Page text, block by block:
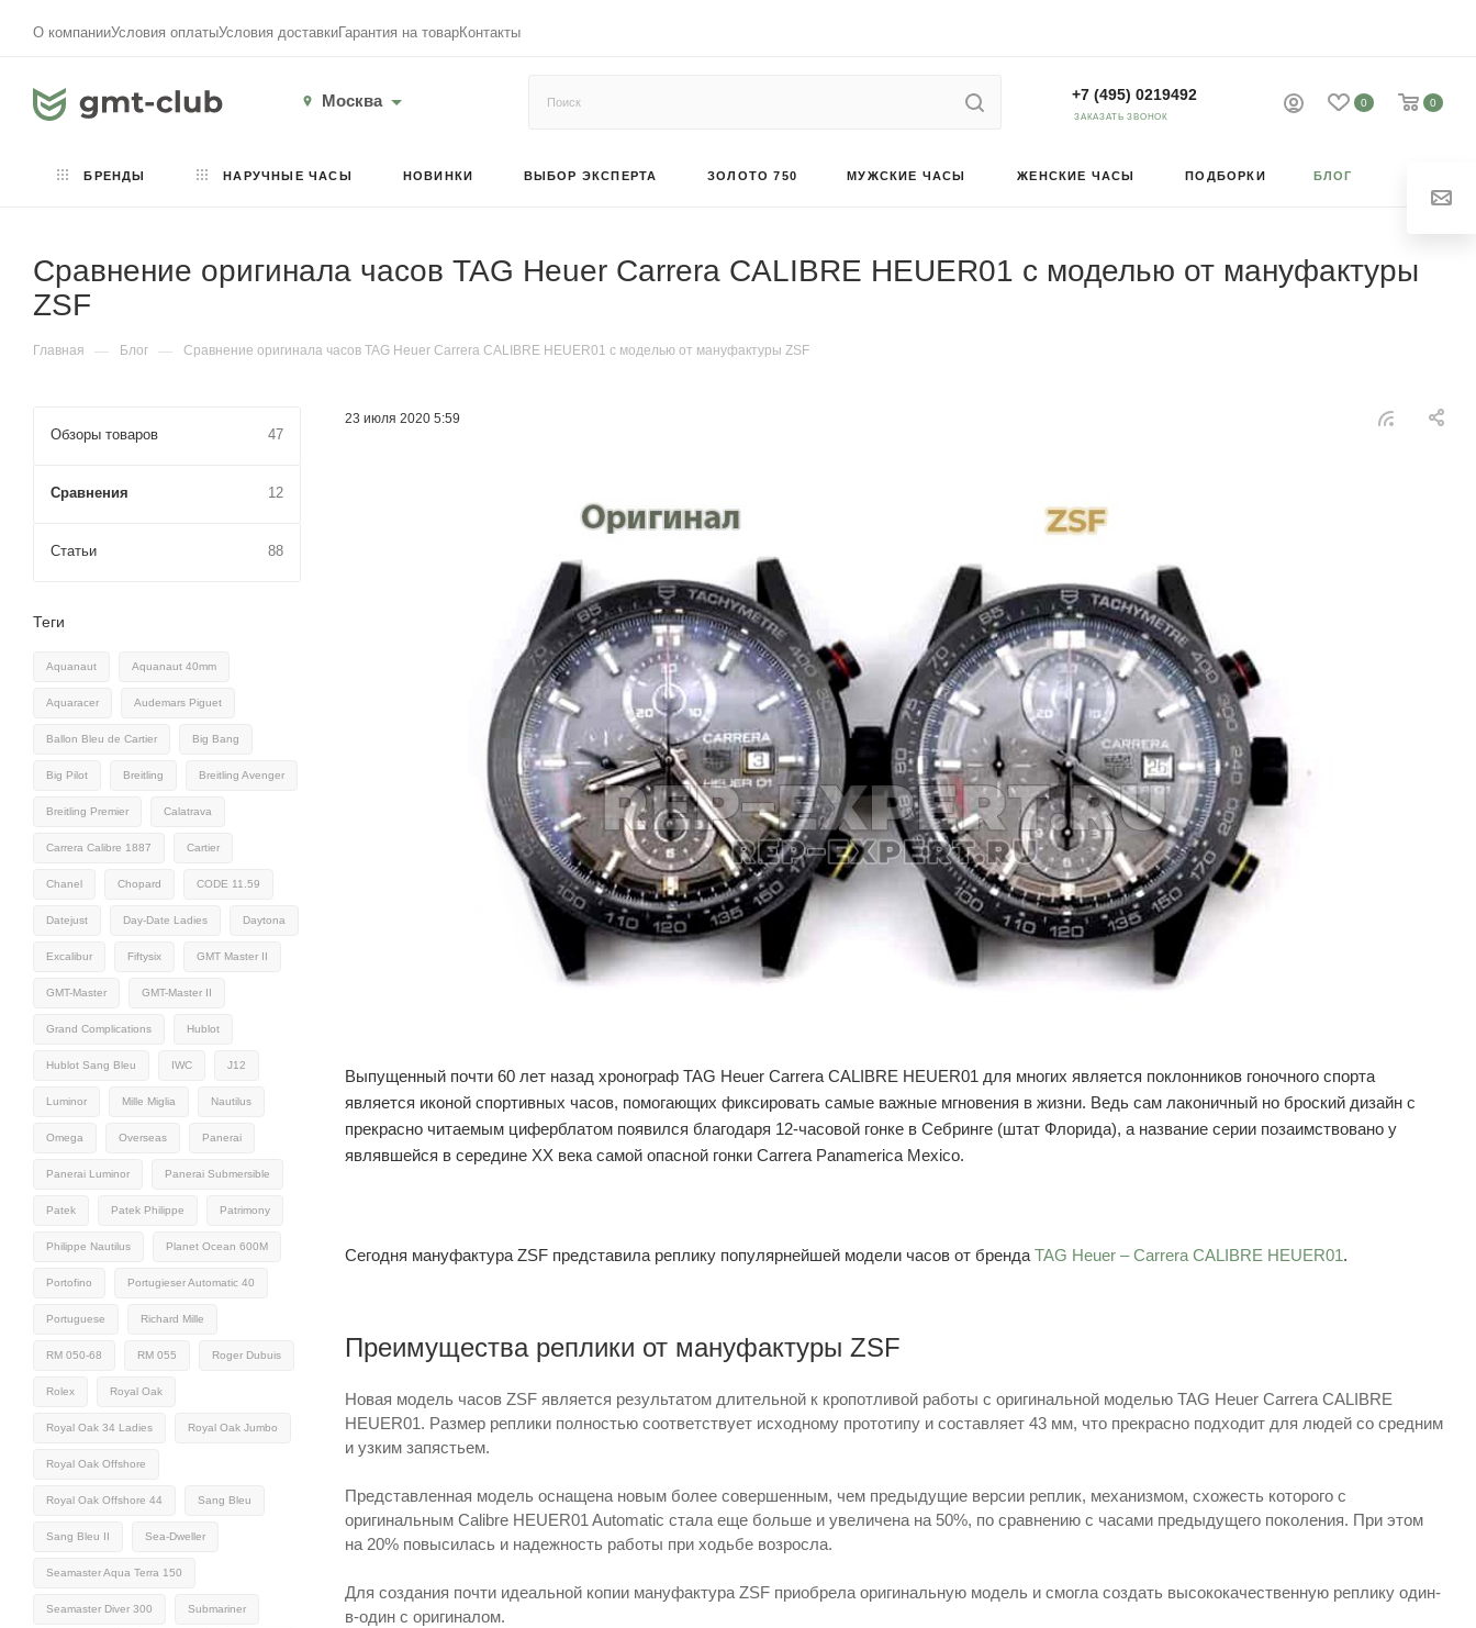
О компанииУсловия оплатыУсловия доставкиГарантия на товарКонтакты
Москва 0 0
+7 (495) 0219492
ЗАКАЗАТЬ ЗВОНОК
БРЕНДЫ НАРУЧНЫЕ ЧАСЫ НОВИНКИ ВЫБОР ЭКСПЕРТА ЗОЛОТО 750 МУЖСКИЕ ЧАСЫ ЖЕНСКИЕ ЧАСЫ ПОДБОРКИ БЛОГ
Сравнение оригинала часов TAG Heuer Carrera CALIBRE HEUER01 с моделью от мануфактуры
ZSF
Главная — Блог — Сравнение оригинала часов TAG Heuer Carrera CALIBRE HEUER01 с моделью от мануфактуры ZSF
23 июля 2020 5:59
Выпущенный почти 60 лет назад хронограф TAG Heuer Carrera CALIBRE HEUER01 для многих является поклонников гоночного спорта
является иконой спортивных часов, помогающих фиксировать самые важные мгновения в жизни. Ведь сам лаконичный но броский дизайн с
прекрасно читаемым циферблатом появился благодаря 12-часовой гонке в Себринге (штат Флорида), а название серии позаимствовано у
являвшейся в середине ХХ века самой опасной гонки Carrera Panamerica Mexico.
Сегодня мануфактура ZSF представила реплику популярнейшей модели часов от брендаTAG Heuer – Carrera CALIBRE HEUER01.
Преимущества реплики от мануфактуры ZSF
Новая модель часов ZSF является результатом длительной к кропотливой работы с оригинальной моделью TAG Heuer Carrera CALIBRE
HEUER01. Размер реплики полностью соответствует исходному прототипу и составляет 43 мм, что прекрасно подходит для людей со средним
и узким запястьем.
Представленная модель оснащена новым более совершенным, чем предыдущие версии реплик, механизмом, схожесть которого с
оригинальным Calibre HEUER01 Automatic стала еще больше и увеличена на 50%, по сравнению с часами предыдущего поколения. При этом
на 20% повысилась и надежность работы при ходьбе возросла.
Для создания почти идеальной копии мануфактура ZSF приобрела оригинальную модель и смогла создать высококачественную реплику один-
в-один с оригиналом.
Обзоры товаров 47
Сравнения 12
Статьи 88
Теги
Aquanaut Aquanaut 40mm
Aquaracer Audemars Piguet
Ballon Bleu de Cartier Big Bang
Big Pilot Breitling Breitling Avenger
Breitling Premier Calatrava
Carrera Calibre 1887 Cartier
Chanel Chopard CODE 11.59
Datejust Day-Date Ladies Daytona
Excalibur Fiftysix GMT Master II
GMT-Master GMT-Master II
Grand Complications Hublot
Hublot Sang Bleu IWC J12
Luminor Mille Miglia Nautilus
Omega Overseas Panerai
Panerai Luminor Panerai Submersible
Patek Patek Philippe Patrimony
Philippe Nautilus Planet Ocean 600M
Portofino Portugieser Automatic 40
Portuguese Richard Mille
RM 050-68 RM 055 Roger Dubuis
Rolex Royal Oak
Royal Oak 34 Ladies Royal Oak Jumbo
Royal Oak Offshore
Royal Oak Offshore 44 Sang Bleu
Sang Bleu II Sea-Dweller
Seamaster Aqua Terra 150
Seamaster Diver 300 Submariner